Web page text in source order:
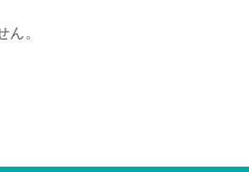
ん。